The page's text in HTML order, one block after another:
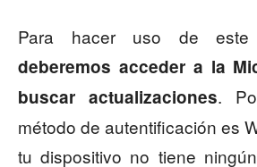
Para hacer uso de este
deberemos acceder a la
buscar actualizaciones.
método de autentificación es
tu dispositivo no tiene